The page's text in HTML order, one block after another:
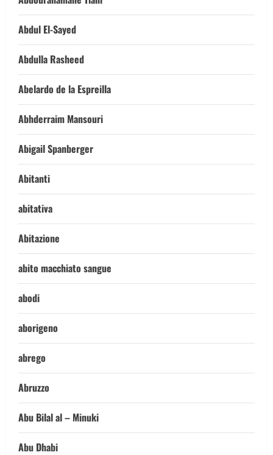
Abdul El-Sayed
Abdulla Rasheed
Abelardo de la Espreilla
Abhderraim Mansouri
Abigail Spanberger
Abitanti
abitativa
Abitazione
abito macchiato sangue
abodi
aborigeno
abrego
Abruzzo
Abu Bilal al – Minuki
Abu Dhabi